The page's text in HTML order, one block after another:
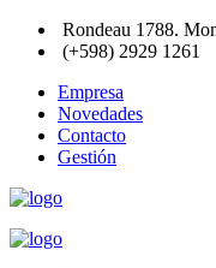
Rondeau 1788.
(+598) 2929 1261
Empresa
Novedades
Contacto
Gestión